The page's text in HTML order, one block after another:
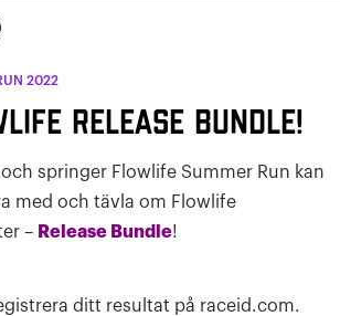
2022
Release Bundle!
springer Flowlife Summer Run kan
med och tävla om Flowlife
– Release Bundle!
ditt resultat på raceid.com.